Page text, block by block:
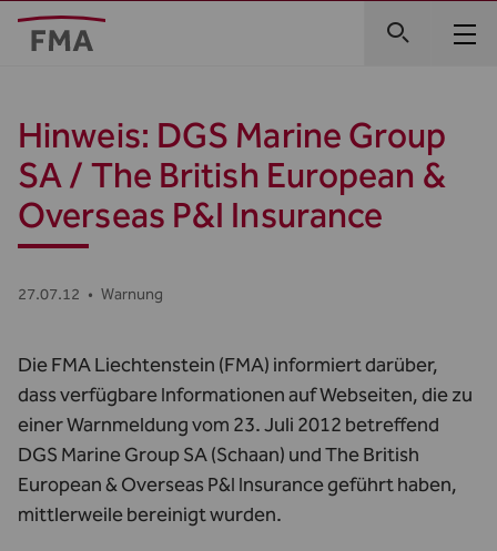
Hinweis: DGS Marine Group
SA / The British European &
Overseas P&I Insurance
27.07.12 • Warnung
Die FMA Liechtenstein (FMA) informiert darüber,
dass verfügbare Informationen auf Webseiten, die zu
einer Warnmeldung vom 23. Juli 2012 betreffend
DGS Marine Group SA (Schaan) und The British
European & Overseas P&I Insurance geführt haben,
mittlerweile bereinigt wurden.